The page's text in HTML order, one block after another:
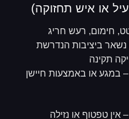
או איש תחזוקה)
חימום, רעש חריג
ביציבות הנדרשת
תקינה
במגע או באמצעות חיישן
טפטוף או נזילה